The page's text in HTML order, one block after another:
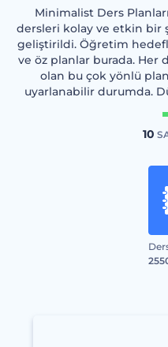
Minimalist Ders
dersleri kolay ve etkin bir
geliştirildi. Öğretim
ve öz planlar burada. Her
olan bu çok yönlü
uyarlanabilir durumda.
10